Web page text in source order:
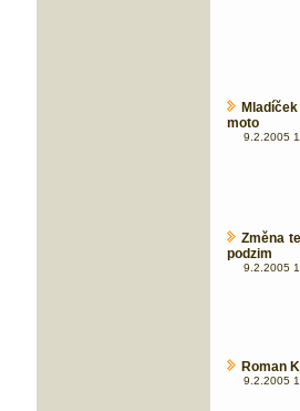
moto
9.2.2005
Změna
podzim
9.2.2005
Roman
9.2.2005